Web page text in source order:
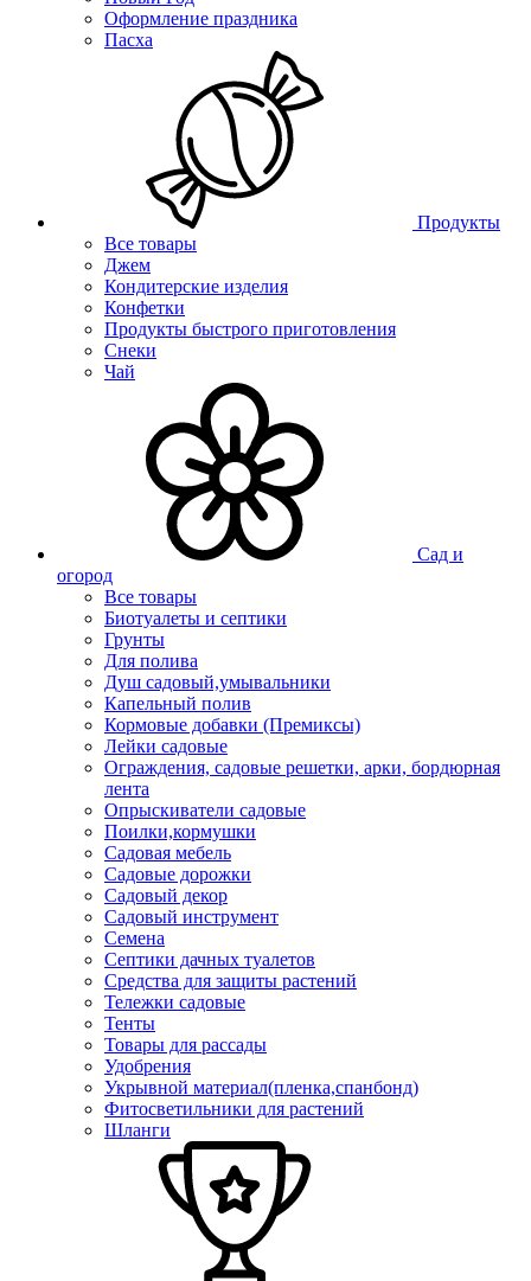
Оформление праздника
Пасха
Продукты
Все товары
Джем
Кондитерские изделия
Конфетки
Продукты быстрого приготовления
Снеки
Чай
Сад и
огород
Все товары
Биотуалеты и септики
Грунты
Для полива
Душ садовый,умывальники
Капельный полив
Кормовые добавки (Премиксы)
Лейки садовые
Ограждения, садовые решетки, арки, бордюрная
лента
Опрыскиватели садовые
Поилки,кормушки
Садовая мебель
Садовые дорожки
Садовый декор
Садовый инструмент
Семена
Септики дачных туалетов
Средства для защиты растений
Тележки садовые
Тенты
Товары для рассады
Удобрения
Укрывной материал(пленка,спанбонд)
Фитосветильники для растений
Шланги